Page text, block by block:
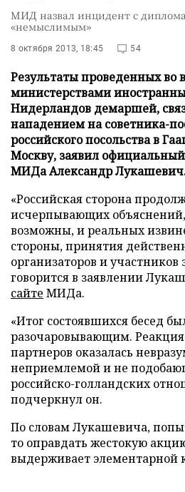
МИД назвал инцидент с
«немыслимым»
8 октября 2013, 18:45 54
Результаты проведенных во
министерствами
Нидерландов демаршей,
нападением на советника-
российского посольства в
Москву, заявил
МИДа Александр
«Российская сторона
исчерпывающих
возможны, и реальных
стороны, принятия
организаторов и участников
говорится в заявлении
сайте МИДа.
«Итог состоявшихся бесед
разочаровывающим.
партнеров оказалась
неприемлемой и не
российско-голландских
подчеркнул он.
По словам Лукашевича,
то оправдать жестокую
выдерживает элементарной